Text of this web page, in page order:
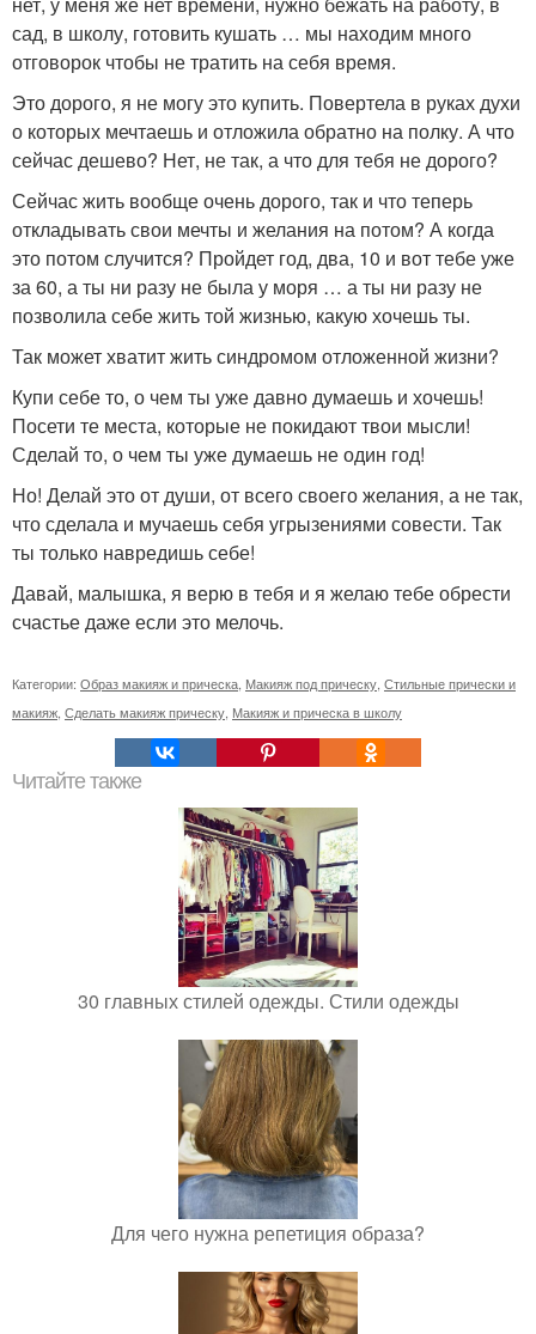
сад, в школу, готовить кушать … мы находим много
отговорок чтобы не тратить на себя время.
Это дорого, я не могу это купить. Повертела в руках духи
о которых мечтаешь и отложила обратно на полку. А что
сейчас дешево? Нет, не так, а что для тебя не дорого?
Сейчас жить вообще очень дорого, так и что теперь
откладывать свои мечты и желания на потом? А когда
это потом случится? Пройдет год, два, 10 и вот тебе уже
за 60, а ты ни разу не была у моря … а ты ни разу не
позволила себе жить той жизнью, какую хочешь ты.
Так может хватит жить синдромом отложенной жизни?
Купи себе то, о чем ты уже давно думаешь и хочешь!
Посети те места, которые не покидают твои мысли!
Сделай то, о чем ты уже думаешь не один год!
Но! Делай это от души, от всего своего желания, а не так,
что сделала и мучаешь себя угрызениями совести. Так
ты только навредишь себе!
Давай, малышка, я верю в тебя и я желаю тебе обрести
счастье даже если это мелочь.
Категории: Образ макияж и прическа Макияж под прическу Стильные прически и
макияж Сделать макияж прическу Макияж и прическа в школу
Читайте также
30 главных стилей одежды. Стили одежды
Для чего нужна репетиция образа?